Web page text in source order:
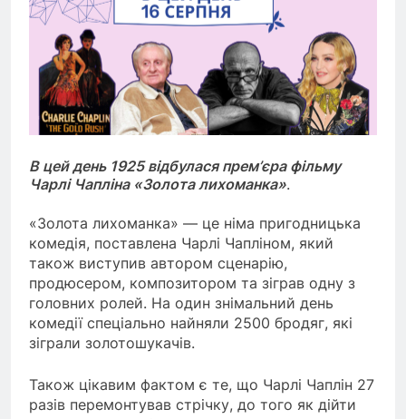
В цей день 1925 відбулася прем’єра фільму
Чарлі Чапліна «Золота лихоманка».
«Золота лихоманка» — це німа пригодницька
комедія, поставлена Чарлі Чапліном, який
також виступив автором сценарію,
продюсером, композитором та зіграв одну з
головних ролей. На один знімальний день
комедії спеціально найняли 2500 бродяг, які
зіграли золотошукачів.
Також цікавим фактом є те, що Чарлі Чаплін 27
разів перемонтував стрічку, до того як дійти